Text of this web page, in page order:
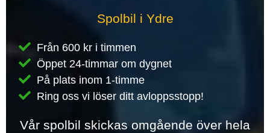
Spolbil i Ydre
Från 600 kr i timmen
Öppet 24-timmar om dygnet
På plats inom 1-timme
Ring oss vi löser ditt avloppsstopp!
Vår spolbil skickas omgående över hela